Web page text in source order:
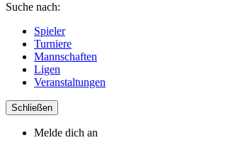
Suche nach:
Spieler
Turniere
Mannschaften
Ligen
Veranstaltungen
Schließen
Melde dich an